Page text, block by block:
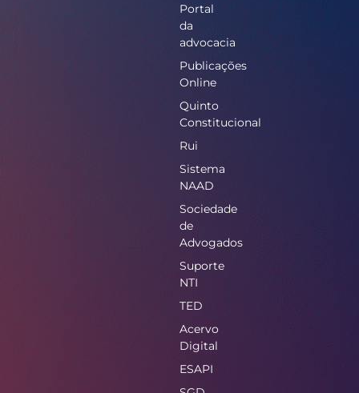
Portal
da
advocacia
Publicações
Online
Quinto
Constitucional
Rui
Sistema
NAAD
Sociedade
de
Advogados
Suporte
NTI
TED
Acervo
Digital
ESAPI